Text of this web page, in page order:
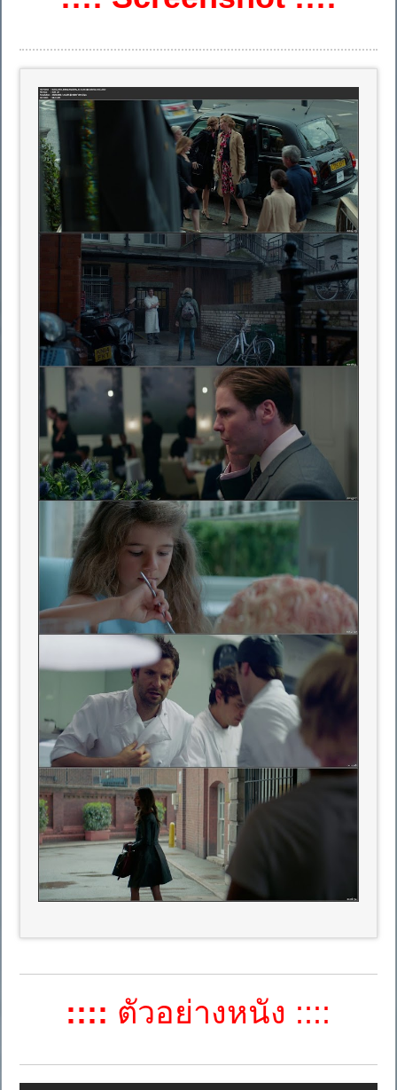
:::: ตัวอย่างหนัง ::::